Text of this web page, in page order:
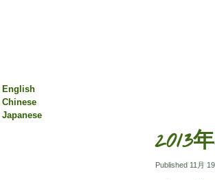
2013
Published 11月